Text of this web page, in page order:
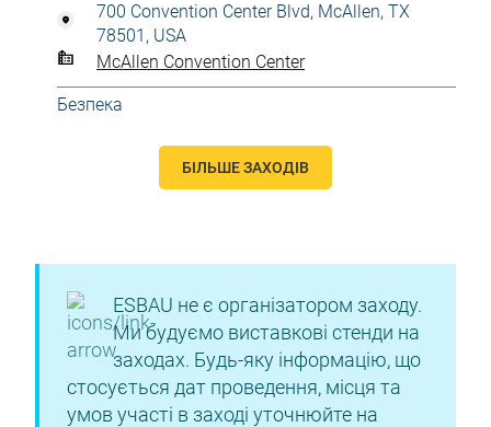
700 Convention Center Blvd, McAllen, TX
78501, USA
McAllen Convention Center
Безпека
БІЛЬШЕ ЗАХОДІВ
ESBAU не є організатором заходу.
Ми будуємо виставкові стенди на
заходах. Будь-яку інформацію, що
стосується дат проведення, місця та
умов участі в заході уточнюйте на